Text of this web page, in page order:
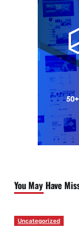
You May Have
Uncategorized